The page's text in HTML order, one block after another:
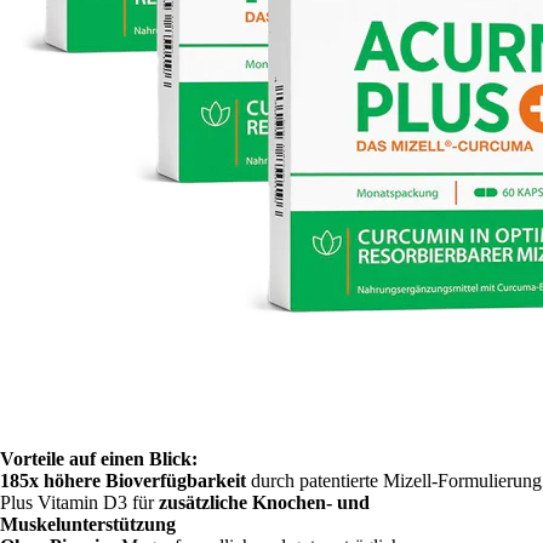
Vorteile auf einen Blick:
185x höhere Bioverfügbarkeit durch patentierte Mizell-Formulierung
Plus Vitamin D3 fürzusätzliche Knochen- und
Muskelunterstützung